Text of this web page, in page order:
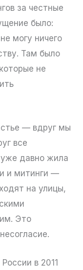
за честные
было:
могу ничего
Там было
не
— вдруг мы
все
уже давно жила
и митинги —
на улицы,
Это
в 2011